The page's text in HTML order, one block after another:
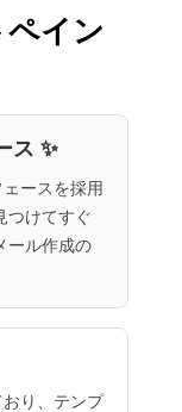
イン
ス ✨
ースを採用
つけてすぐ
ール作成の
り、テンプ